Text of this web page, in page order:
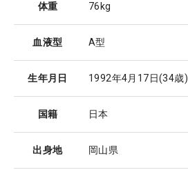
体重 76kg
血液型 A型
生年月日 1992年4月17日(34歳)
国籍 日本
出身地 岡山県